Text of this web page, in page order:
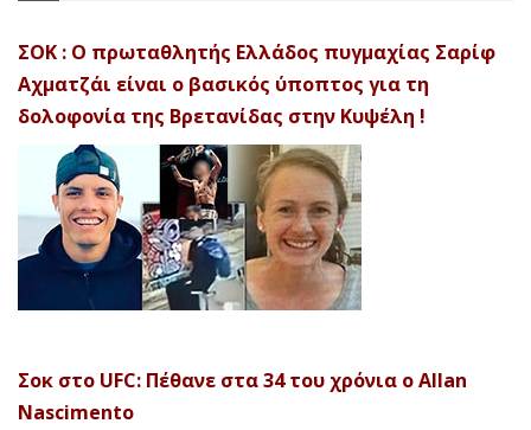
ΣΟΚ : Ο πρωταθλητής Ελλάδος πυγμαχίας Σαρίφ
Αχματζάι είναι ο βασικός ύποπτος για τη
δολοφονία της Βρετανίδας στην Κυψέλη !
Σοκ στο UFC: Πέθανε στα 34 του χρόνια ο Allan
Nascimento